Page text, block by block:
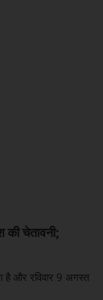
की चेतावनी;
है और रविवार 9 अगस्त